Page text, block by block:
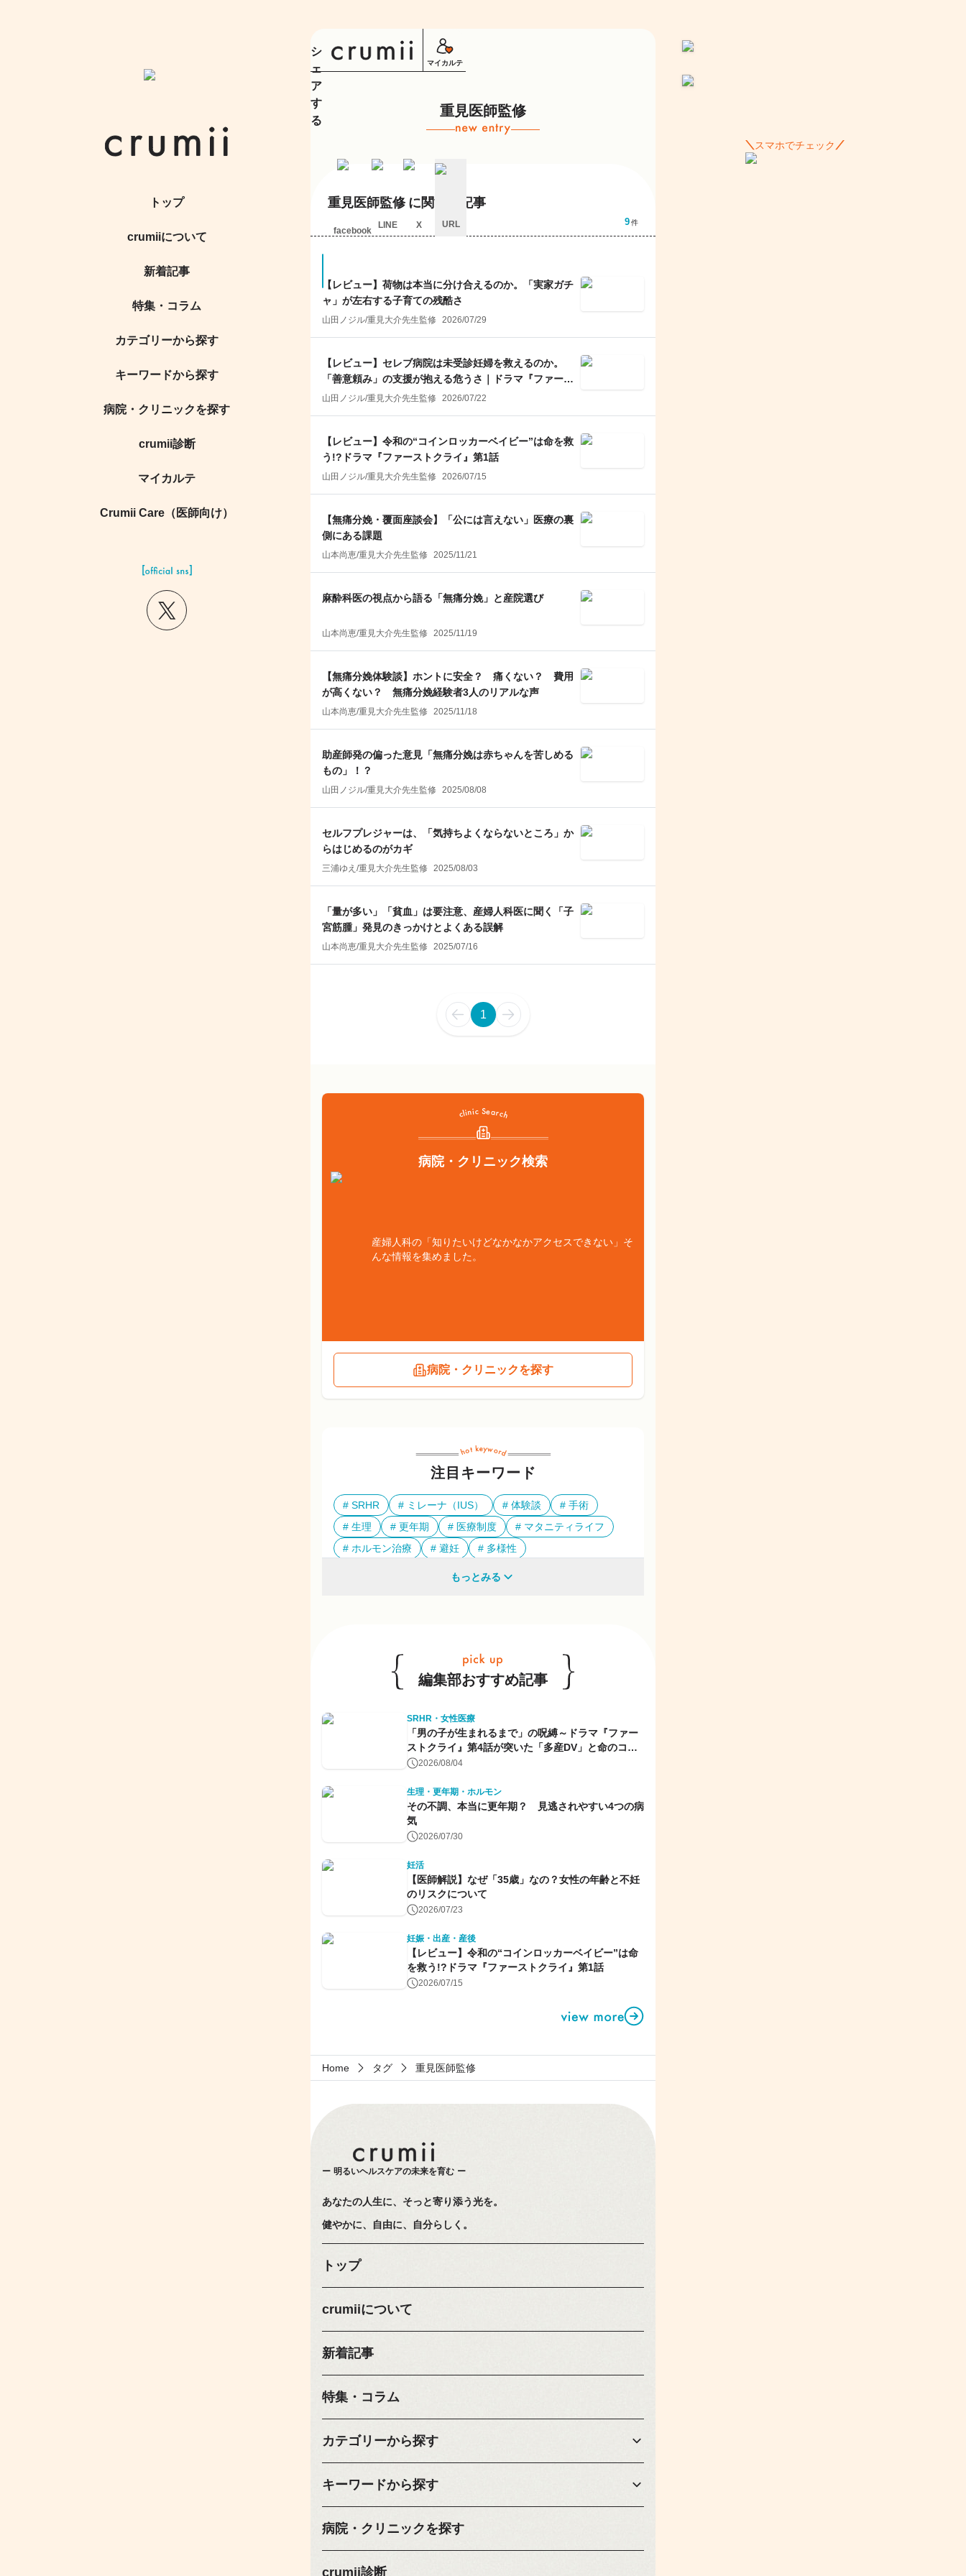
トップ
crumiiについて
新着記事
特集・コラム
カテゴリーから探す
キーワードから探す
病院・クリニックを探す
crumii診断
マイカルテ
Crumii Care（医師向け）
マイカルテ
重見医師監修
重見医師監修 に関する記事
9件
【レビュー】荷物は本当に分け合えるのか。「実家ガチ
ャ」が左右する子育ての残酷さ
山田ノジル/重見大介先生監修 2026/07/29
【レビュー】セレブ病院は未受診妊婦を救えるのか。
「善意頼み」の支援が抱える危うさ｜ドラマ『ファース
トクライ』第2話
山田ノジル/重見大介先生監修 2026/07/22
【レビュー】令和の“コインロッカーベイビー”は命を救
う!?ドラマ『ファーストクライ』第1話
山田ノジル/重見大介先生監修 2026/07/15
【無痛分娩・覆面座談会】「公には言えない」医療の裏
側にある課題
山本尚恵/重見大介先生監修 2025/11/21
麻酔科医の視点から語る「無痛分娩」と産院選び
山本尚恵/重見大介先生監修 2025/11/19
【無痛分娩体験談】ホントに安全？ 痛くない？ 費用
が高くない？ 無痛分娩経験者3人のリアルな声
山本尚恵/重見大介先生監修 2025/11/18
助産師発の偏った意見「無痛分娩は赤ちゃんを苦しめる
もの」！？
山田ノジル/重見大介先生監修 2025/08/08
セルフプレジャーは、「気持ちよくならないところ」か
らはじめるのがカギ
三浦ゆえ /重見大介先生監修 2025/08/03
「量が多い」「貧血」は要注意、産婦人科医に聞く「子
宮筋腫」発見のきっかけとよくある誤解
山本尚恵/重見大介先生監修 2025/07/16
1
病院・クリニック検索
産婦人科の「知りたいけどなかなかアクセスできない」そ
んな情報を集めました。
病院・クリニックを探す
注目キーワード
SRHR ミレーナ（IUS） 体験談
手術
生理
更年期 医療制度
マタニティライフ
ホルモン治療
避妊 多様性
もっとみる
編集部おすすめ記事
SRHR・女性医療
「男の子が生まれるまで」の呪縛～ドラマ『ファー
ストクライ』第4話が突いた「多産DV」と命のコン
トロール～
2026/08/04
生理・更年期・ホルモン
その不調、本当に更年期？ 見逃されやすい4つの病
気
2026/07/30
妊活
【医師解説】なぜ「35歳」なの？女性の年齢と不妊
のリスクについて
2026/07/23
妊娠・出産・産後
【レビュー】令和の“コインロッカーベイビー”は命
を救う!?ドラマ『ファーストクライ』第1話
2026/07/15
Home タグ 重見医師監修
明るいヘルスケアの未来を育む
あなたの人生に、そっと寄り添う光を。
健やかに、自由に、自分らしく。
トップ
crumiiについて
新着記事
特集・コラム
カテゴリーから探す
キーワードから探す
病院・クリニックを探す
crumii診断
シ
ェ
ア
す
る
facebook
LINE X URL
セ
ル
スマホでチェック